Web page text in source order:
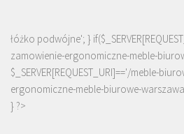
łóżko podwójne'; }
zamowienie-ergonomiczne-meble-
$_SERVER[REQUEST_URI]=='/meble-
ergonomiczne-meble-biurowe-
} ?>